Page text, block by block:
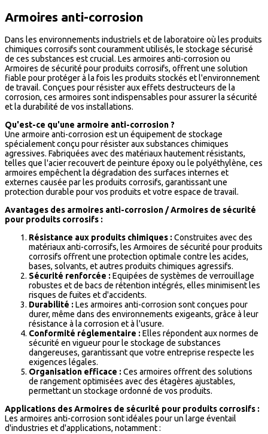
Armoires anti-corrosion
Dans les environnements industriels et de laboratoire où les produits
chimiques corrosifs sont couramment utilisés, le stockage sécurisé
de ces substances est crucial. Les armoires anti-corrosion ou
Armoires de sécurité pour produits corrosifs, offrent une solution
fiable pour protéger à la fois les produits stockés et l'environnement
de travail. Conçues pour résister aux effets destructeurs de la
corrosion, ces armoires sont indispensables pour assurer la sécurité
et la durabilité de vos installations.
Qu'est-ce qu'une armoire anti-corrosion ?
Une armoire anti-corrosion est un équipement de stockage
spécialement conçu pour résister aux substances chimiques
agressives. Fabriquées avec des matériaux hautement résistants,
telles que l'acier recouvert de peinture époxy ou le polyéthylène, ces
armoires empêchent la dégradation des surfaces internes et
externes causée par les produits corrosifs, garantissant une
protection durable pour vos produits et votre espace de travail.
Avantages des armoires anti-corrosion / Armoires de sécurité
pour produits corrosifs :
Résistance aux produits chimiques : Construites avec des
matériaux anti-corrosifs, les Armoires de sécurité pour produits
corrosifs offrent une protection optimale contre les acides,
bases, solvants, et autres produits chimiques agressifs.
Sécurité renforcée : Equipées de systèmes de verrouillage
robustes et de bacs de rétention intégrés, elles minimisent les
risques de fuites et d'accidents.
Durabilité : Les armoires anti-corrosion sont conçues pour
durer, même dans des environnements exigeants, grâce à leur
résistance à la corrosion et à l'usure.
Conformité réglementaire : Elles répondent aux normes de
sécurité en vigueur pour le stockage de substances
dangereuses, garantissant que votre entreprise respecte les
exigences légales.
Organisation efficace : Ces armoires offrent des solutions
de rangement optimisées avec des étagères ajustables,
permettant un stockage ordonné de vos produits.
Applications des Armoires de sécurité pour produits corrosifs :
Les armoires anti-corrosion sont idéales pour un large éventail
d'industries et d'applications, notamment :